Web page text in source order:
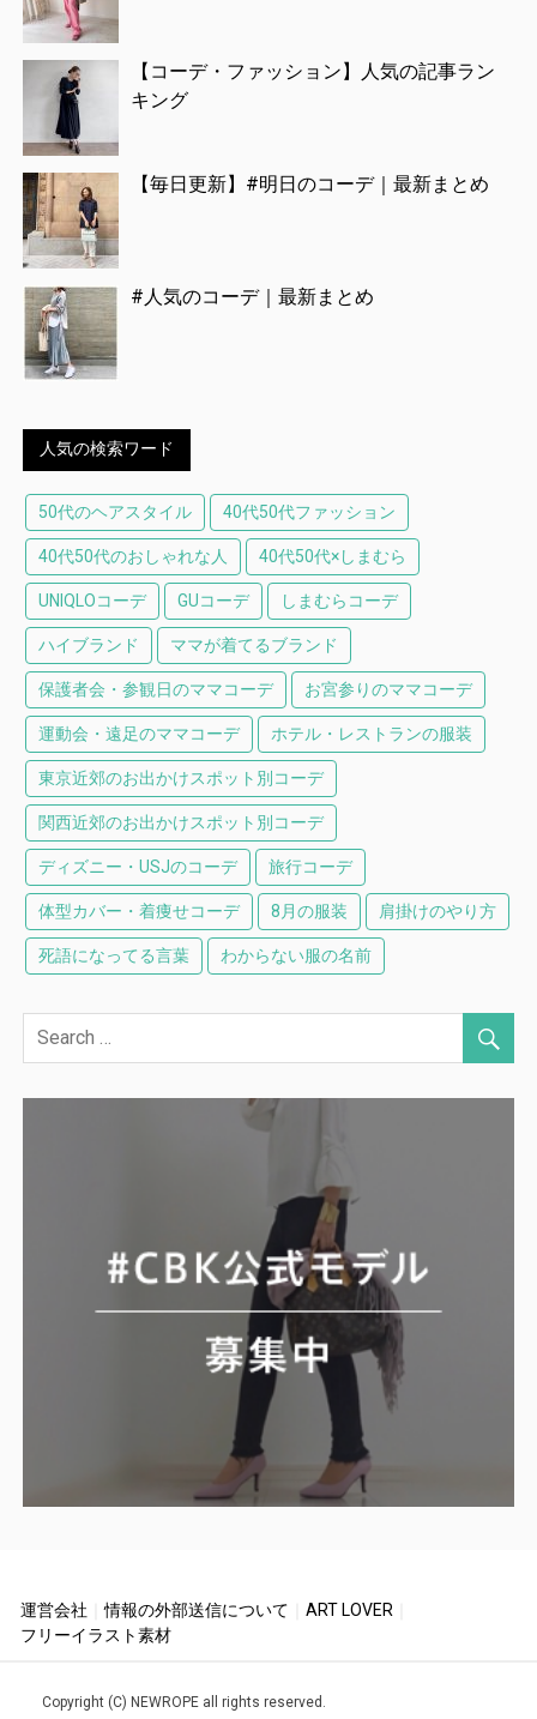
【コーデ・ファッション】人気の記事ラン
キング
【毎日更新】#明日のコーデ｜最新まとめ
#人気のコーデ｜最新まとめ
人気の検索ワード
50代のヘアスタイル 40代50代ファッション
40代50代のおしゃれな人 40代50代×しまむら
UNIQLOコーデ GUコーデ しまむらコーデ
ハイブランド ママが着てるブランド
保護者会・参観日のママコーデ お宮参りのママコーデ
運動会・遠足のママコーデ ホテル・レストランの服装
東京近郊のお出かけスポット別コーデ
関西近郊のお出かけスポット別コーデ
ディズニー・USJのコーデ 旅行コーデ
体型カバー・着痩せコーデ 8月の服装 肩掛けのやり方
死語になってる言葉 わからない服の名前
運営会社 ｜情報の外部送信について ART LOVER
フリーイラスト素材
Copyright (C) NEWROPE all rights reserved.